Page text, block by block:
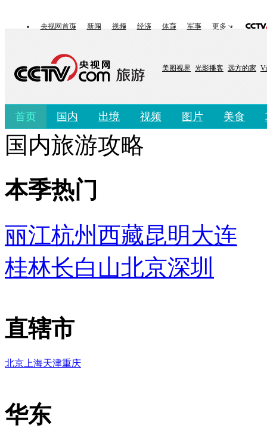
央视网首页 新闻 视频 经济 体育 军事 更多
美图视界 光影播客 远方的家
首页 国内 出境 视频 图片 美食
国内旅游攻略
本季热门
丽江杭州西藏昆明大连
桂林长白山北京深圳
直辖市
北京 上海天津重庆
华东